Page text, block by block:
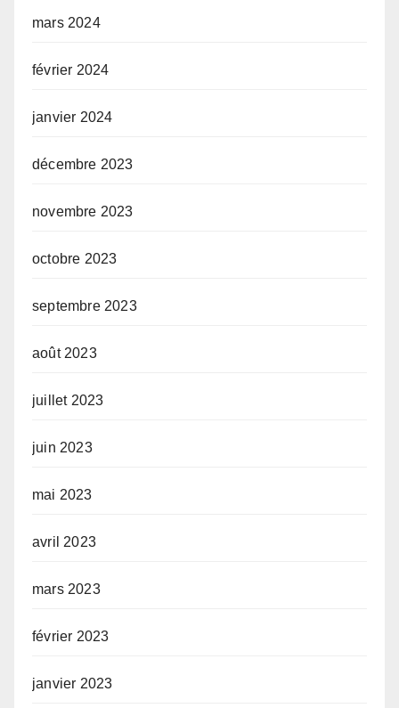
mars 2024
février 2024
janvier 2024
décembre 2023
novembre 2023
octobre 2023
septembre 2023
août 2023
juillet 2023
juin 2023
mai 2023
avril 2023
mars 2023
février 2023
janvier 2023